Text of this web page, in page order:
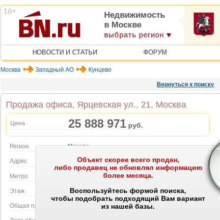
Недвижимость
в Москве
выбрать регион
НОВОСТИ И СТАТЬИ ФОРУМ
Москва Западный АО Кунцево
Вернуться к поиску
Объект скорее всего продан,
либо продавец не обновлял информацию
более месяца.
Воспользуйтесь формой поиска,
чтобы подобрать подходящий Вам вариант
из нашей базы.
Продажа офиса, Ярцевская ул., 21, Москва
Цена 25 888 971 руб.
Регион Москва
Адрес Ярцевская ул., 21 Объект на карте
Метро Молодежная
Этаж 34 этаж в 40-этажном доме
Общая площадь